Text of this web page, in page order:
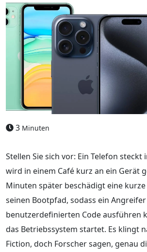
3 Minuten
Stellen Sie sich vor: Ein Telefon steckt
wird in einem Café kurz an ein Gerät
Minuten später beschädigt eine kurze
seinen Bootpfad, sodass ein Angreifer
benutzerdefinierten Code ausführen
das Betriebssystem startet. Es klingt
Fiction, doch Forscher sagen, genau